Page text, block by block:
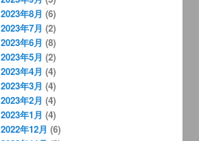
2023年8月 (6)
2023年7月 (2)
2023年6月 (8)
2023年5月 (2)
2023年4月 (4)
2023年3月 (4)
2023年2月 (4)
2023年1月 (4)
2022年12月 (6)